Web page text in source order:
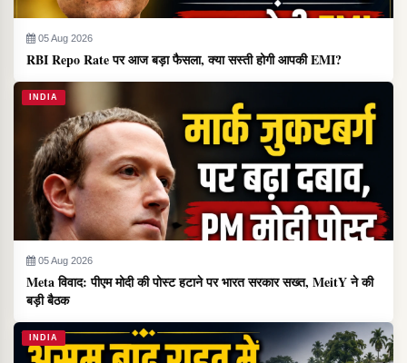
05 Aug 2026
RBI Repo Rate पर आज बड़ा फैसला, क्या सस्ती होगी आपकी EMI?
INDIA
05 Aug 2026
Meta विवाद: पीएम मोदी की पोस्ट हटाने पर भारत सरकार सख्त, MeitY ने की
बड़ी बैठक
INDIA